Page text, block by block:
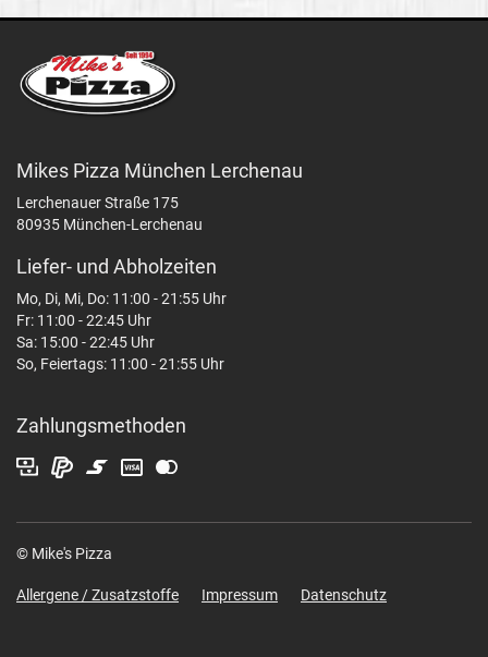
Mikes Pizza München Lerchenau
Lerchenauer Straße 175
80935 München-Lerchenau
Liefer- und Abholzeiten
Mo, Di, Mi, Do: 11:00 - 21:55 Uhr
Fr: 11:00 - 22:45 Uhr
Sa: 15:00 - 22:45 Uhr
So, Feiertags: 11:00 - 21:55 Uhr
Zahlungsmethoden
© Mike's Pizza
Allergene / Zusatzstoffe Impressum Datenschutz